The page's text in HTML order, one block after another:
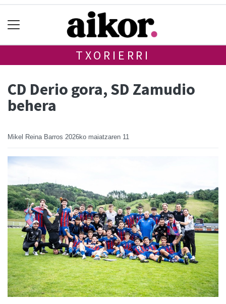
TXORIERRI
CD Derio gora, SD Zamudio
behera
Mikel Reina Barros 2026ko maiatzaren 11